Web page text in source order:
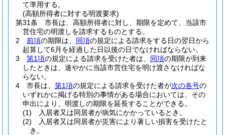
て準用する。
(高額所得者に対する明渡要求)
第31条
市長は、高額所得者に対し、期限を定めて、当該市
営住宅の明渡しを請求するものとする。
2
前項の期限は、 同項の規定による請求をする日の翌日から
起算して6月を経過した日以後の日でなければならない。
3
第1項の規定による請求を受けた者は、 同項の期限が到来
したときは、速やかに当該市営住宅を明け渡さなければな
らない。
4
市長は、 第1項の規定による請求を受けた者が次の各号の
いずれかに掲げる特別の事情がある場合においては、その
申出により、明渡しの期限を延長することができる。
(1)
入居者又は同居者が病気にかかっているとき。
(2)
入居者又は同居者が災害により著しい損害を受けたと
き。